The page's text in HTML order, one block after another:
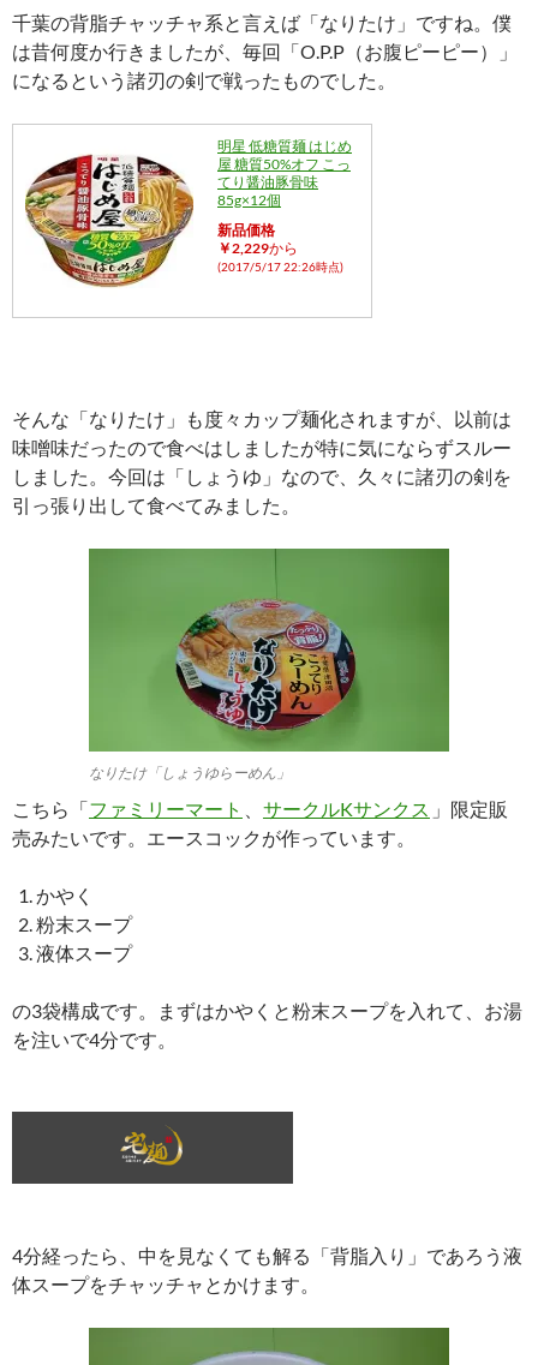
千葉の背脂チャッチャ系と言えば「なりたけ」ですね。僕
は昔何度か行きましたが、毎回「O.P.P（お腹ピーピー）」
になるという諸刃の剣で戦ったものでした。
明星 低糖質麺 はじめ
屋 糖質50%オフ こっ
てり醤油豚骨味
85g×12個
新品価格
￥2,229から
(2017/5/17 22:26時点)
そんな「なりたけ」も度々カップ麺化されますが、以前は
味噌味だったので食べはしましたが特に気にならずスルー
しました。今回は「しょうゆ」なので、久々に諸刃の剣を
引っ張り出して食べてみました。
なりたけ「しょうゆらーめん」
こちら「ファミリーマート サークルKサンクス 」限定販
売みたいです。エースコックが作っています。
かやく
粉末スープ
液体スープ
の3袋構成です。まずはかやくと粉末スープを入れて、お湯
を注いで4分です。
4分経ったら、中を見なくても解る「背脂入り」であろう液
体スープをチャッチャとかけます。